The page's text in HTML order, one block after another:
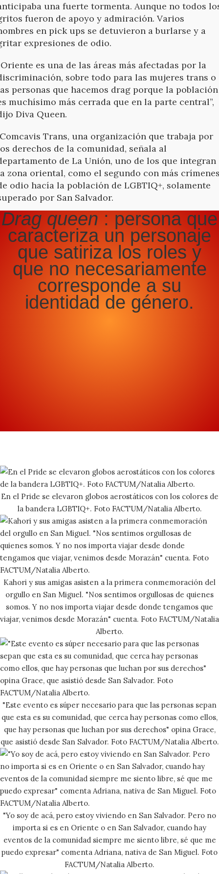
una fuerte tormenta. Aunque no todos
fueron de apoyo y admiración. Varios
en pick ups se detuvieron a burlarse y a
expresiones de odio.
Oriente es una de las áreas más afectadas por la
sobre todo para las mujeres trans o
personas que hacemos drag porque la población
muchísimo más cerrada que en la parte central”,
Diva Queen.
Trans, una organización que trabaja por
derechos de la comunidad, señala al
de La Unión, uno de los que integran
zona oriental, como el segundo con más
odio hacía la población de LGBTIQ+, solamente
por San Salvador.
Drag queen : persona que
caracteriza un personaje
que satiriza los roles y
que no necesariamente
corresponde a su
identidad de género.
En el Pride se elevaron globos aerostáticos con los colores de
la bandera LGBTIQ+. Foto FACTUM/Natalia Alberto.
Kahori y sus amigas asisten a la primera conmemoración del
orgullo en San Miguel. "Nos sentimos orgullosas de quienes
somos. Y no nos importa viajar desde donde tengamos que
viajar, venimos desde Morazán" cuenta. Foto FACTUM/Natalia
Alberto.
"Este evento es súper necesario para que las personas sepan
que esta es su comunidad, que cerca hay personas como ellos,
que hay personas que luchan por sus derechos" opina Grace,
que asistió desde San Salvador. Foto FACTUM/Natalia Alberto.
"Yo soy de acá, pero estoy viviendo en San Salvador. Pero no
importa si es en Oriente o en San Salvador, cuando hay
eventos de la comunidad siempre me siento libre, sé que me
puedo expresar" comenta Adriana, nativa de San Miguel. Foto
FACTUM/Natalia Alberto.